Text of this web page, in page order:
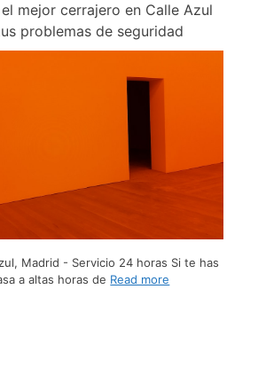
mejor cerrajero en Calle Azul
problemas de seguridad
Madrid - Servicio 24 horas Si te has
a altas horas de Read more